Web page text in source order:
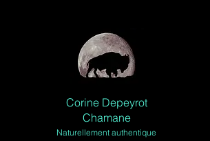
Corine Depeyrot
Chamane
Naturellement authentique